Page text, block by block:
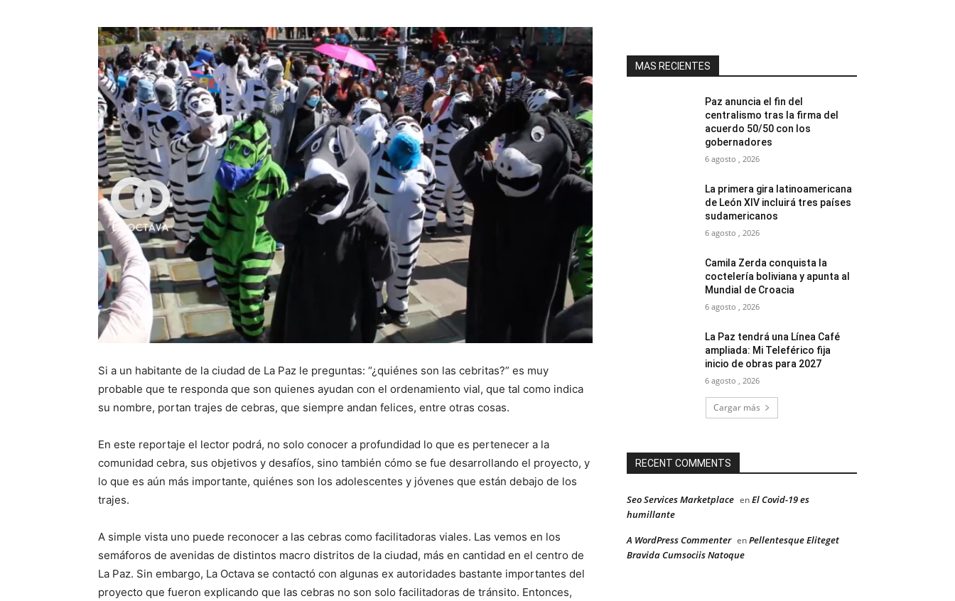
Si a un habitante de la ciudad de La Paz le preguntas: “¿quiénes son las cebritas?” es muy
probable que te responda que son quienes ayudan con el ordenamiento vial, que tal como indica
su nombre, portan trajes de cebras, que siempre andan felices, entre otras cosas.
En este reportaje el lector podrá, no solo conocer a profundidad lo que es pertenecer a la
comunidad cebra, sus objetivos y desafíos, sino también cómo se fue desarrollando el proyecto, y
lo que es aún más importante, quiénes son los adolescentes y jóvenes que están debajo de los
trajes.
A simple vista uno puede reconocer a las cebras como facilitadoras viales. Las vemos en los
semáforos de avenidas de distintos macro distritos de la ciudad, más en cantidad en el centro de
La Paz. Sin embargo, La Octava se contactó con algunas ex autoridades bastante importantes del
proyecto que fueron explicando que las cebras no son solo facilitadoras de tránsito. Entonces,
MAS RECIENTES
Paz anuncia el fin del
centralismo tras la firma del
acuerdo 50/50 con los
gobernadores
6 agosto , 2026
La primera gira latinoamericana
de León XIV incluirá tres países
sudamericanos
6 agosto , 2026
Camila Zerda conquista la
coctelería boliviana y apunta al
Mundial de Croacia
6 agosto , 2026
La Paz tendrá una Línea Café
ampliada: Mi Teleférico fija
inicio de obras para 2027
6 agosto , 2026
Cargar más
RECENT COMMENTS
Seo Services Marketplace enEl Covid-19 es
humillante
A WordPress Commenter enPellentesque Eliteget
Bravida Cumsociis Natoque